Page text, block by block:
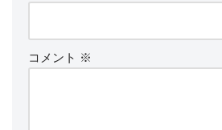
コメント ※